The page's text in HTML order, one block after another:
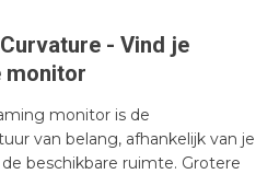
- Vind je
monitor
monitor is de
van belang, afhankelijk van je
beschikbare ruimte. Grotere